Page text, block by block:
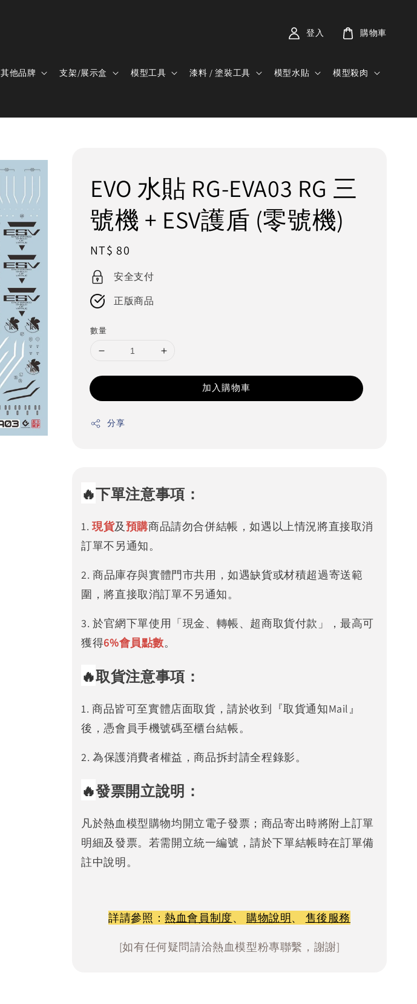
其他品牌 支架/展示盒 模型工具 漆料 / 塗裝工具 模型水貼 模型殺肉
登入 購物車
EVO 水貼 RG-EVA03 RG 三
號機 + ESV護盾 (零號機)
Regular
price
NT$ 80
安全支付
正版商品
數量
加入購物車
分享
🔥下單注意事項：
1. 現貨及預購商品請勿合併結帳，如遇以上情況將直接取消
訂單不另通知。
2. 商品庫存與實體門市共用，如遇缺貨或材積超過寄送範
圍，將直接取消訂單不另通知。
3. 於官網下單使用「現金、轉帳、超商取貨付款」，最高可
獲得6%會員點數。
🔥取貨注意事項：
1. 商品皆可至實體店面取貨，請於收到『取貨通知Mail』
後，憑會員手機號碼至櫃台結帳。
2. 為保護消費者權益，商品拆封請全程錄影。
🔥發票開立說明：
凡於熱血模型購物均開立電子發票；商品寄出時將附上訂單
明細及發票。若需開立統一編號，請於下單結帳時在訂單備
註中說明。
詳請參照：熱血會員制度、 購物說明、 售後服務
[如有任何疑問請洽熱血模型粉專聯繫，謝謝]